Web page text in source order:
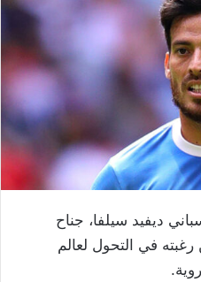
ديفيد سيلفا، جناح
في التحول لعالم